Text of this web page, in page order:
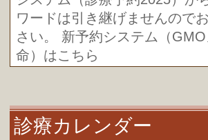
ワードは引き継げませんので
さい。 新予約システム（
命）はこちら
診について
令和7年度から当院も肺がん検
診療カレンダー